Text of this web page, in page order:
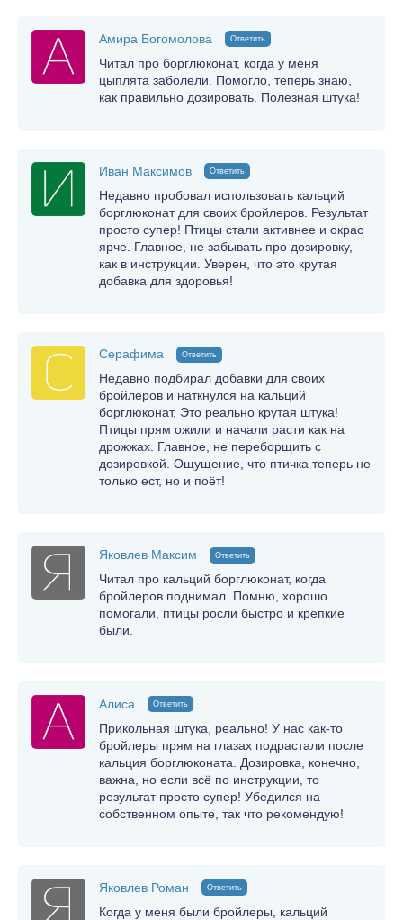
Амира Богомолова Ответить
Читал про борглюконат, когда у меня
цыплята заболели. Помогло, теперь знаю,
как правильно дозировать. Полезная штука!
Иван Максимов Ответить
Недавно пробовал использовать кальций
борглюконат для своих бройлеров. Результат
просто супер! Птицы стали активнее и окрас
ярче. Главное, не забывать про дозировку,
как в инструкции. Уверен, что это крутая
добавка для здоровья!
Серафима Ответить
Недавно подбирал добавки для своих
бройлеров и наткнулся на кальций
борглюконат. Это реально крутая штука!
Птицы прям ожили и начали расти как на
дрожжах. Главное, не переборщить с
дозировкой. Ощущение, что птичка теперь не
только ест, но и поёт!
Яковлев Максим Ответить
Читал про кальций борглюконат, когда
бройлеров поднимал. Помню, хорошо
помогали, птицы росли быстро и крепкие
были.
Алиса Ответить
Прикольная штука, реально! У нас как-то
бройлеры прям на глазах подрастали после
кальция борглюконата. Дозировка, конечно,
важна, но если всё по инструкции, то
результат просто супер! Убедился на
собственном опыте, так что рекомендую!
Яковлев Роман Ответить
Когда у меня были бройлеры, кальций